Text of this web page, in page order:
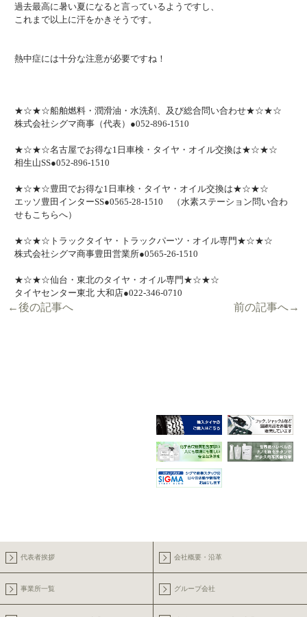
過去最高に暑い夏になると言っているようですし、
これまで以上に汗をかきそうです。
熱中症には十分な注意が必要ですね！
★☆★☆船舶燃料・潤滑油・水洗剤、及び総合問い合わせ★☆★☆
株式会社シグマ商事（代表）●052-896-1510
★☆★☆名古屋でお得な1日車検・タイヤ・オイル交換は★☆★☆
相生山SS●052-896-1510
★☆★☆豊田でお得な1日車検・タイヤ・オイル交換は★☆★☆
エッソ豊田インターSS●0565-28-1510 （水素ステーション問い合わ
せもこちらへ）
★☆★☆トラックタイヤ・トラックパーツ・オイル専門★☆★☆
株式会社シグマ商事豊田営業所●0565-26-1510
★☆★☆仙台・東北のタイヤ・オイル専門★☆★☆
タイヤセンター東北 大和店●022-346-0710
←後の記事へ 前の記事へ→
代表者挨拶 会社概要・沿革
事業所一覧 グループ会社